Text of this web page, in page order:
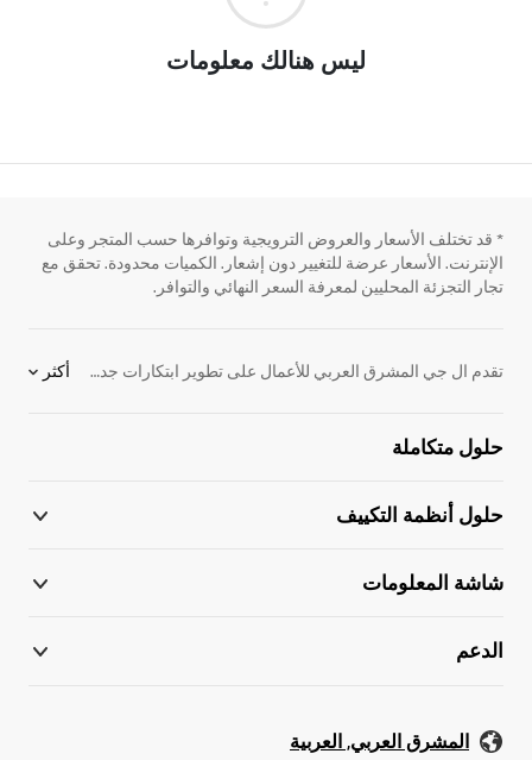
ليس هنالك معلومات
* قد تختلف الأسعار والعروض الترويجية وتوافرها حسب المتجر وعلى
الإنترنت. الأسعار عرضة للتغيير دون إشعار. الكميات محدودة. تحقق مع
تجار التجزئة المحليين لمعرفة السعر النهائي والتوافر.
تقدم ال جي المشرق العربي للأعمال على تطوير ابتكارات جديدة ولا سيما في القطاع التجاري والتسويقي واليوم نقدم لكم مجموعة إل جي من شاشات عرض ورق الجدران وبتكنولوجيا متطورة. نحن ملتزمون بتوفير المنتجات الإلكترونية التي تساعد على الأداء بشكل أفضل. لدعم هذا الهدف، قمنا بتطوير شاشات الإعلانات. نقدم مجموعة واسعة من المنتجات بما في ذلك شاشات واللافتات الرقمية للإعلان، ومكيفات الهواء، وأنظمة VRF والكثير من الحلول الإلكترونية. اكتشف المزيد عن شاشات الإعلانات. اتصل بممثل أل جي المشرق العربي للأعمال للحصول على مزيد من المعلومات. أكثر
حلول متكاملة
حلول أنظمة التكييف
شاشة المعلومات
الدعم
المشرق العربي, العربية